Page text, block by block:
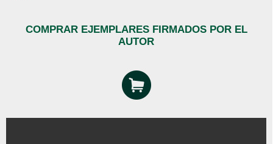
COMPRAR EJEMPLARES FIRMADOS POR EL
AUTOR